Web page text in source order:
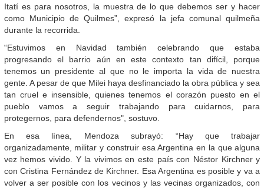
Itatí es para nosotros, la muestra de lo que debemos ser y hacer
como Municipio de Quilmes”, expresó la jefa comunal quilmeña
durante la recorrida.
“Estuvimos en Navidad también celebrando que estaba
progresando el barrio aún en este contexto tan difícil, porque
tenemos un presidente al que no le importa la vida de nuestra
gente. A pesar de que Milei haya desfinanciado la obra pública y sea
tan cruel e insensible, quienes tenemos el corazón puesto en el
pueblo vamos a seguir trabajando para cuidarnos, para
protegernos, para defendernos", sostuvo.
En esa línea, Mendoza subrayó: “Hay que trabajar
organizadamente, militar y construir esa Argentina en la que alguna
vez hemos vivido. Y la vivimos en este país con Néstor Kirchner y
con Cristina Fernández de Kirchner. Esa Argentina es posible y va a
volver a ser posible con los vecinos y las vecinas organizados, con